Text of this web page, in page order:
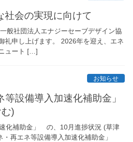
会の実現に向けて
般社団法人エナジーセーブデザイン協
礼申し上げます。 2026年を迎え、エネ
ュート […]
お知らせ
設備導入加速化補助金」
)
化補助金」 の、10月進捗状況 (草津
再エネ等設備導入加速化補助金」